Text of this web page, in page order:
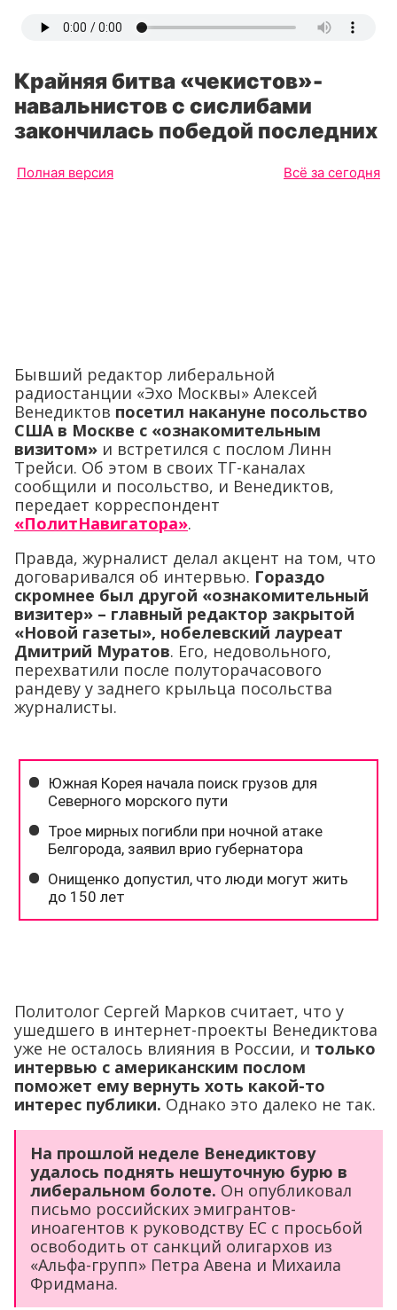
Крайняя битва «чекистов»-
навальнистов с сислибами
закончилась победой последних
Полная версия Всё за сегодня
Бывший редактор либеральной
радиостанции «Эхо Москвы» Алексей
Венедиктов посетил накануне посольство
США в Москве с «ознакомительным
визитом» и встретился с послом Линн
Трейси. Об этом в своих ТГ-каналах
сообщили и посольство, и Венедиктов,
передает корреспондент
«ПолитНавигатора».
Правда, журналист делал акцент на том, что
договаривался об интервью. Гораздо
скромнее был другой «ознакомительный
визитер» – главный редактор закрытой
«Новой газеты», нобелевский лауреат
Дмитрий Муратов. Его, недовольного,
перехватили после полуторачасового
рандеву у заднего крыльца посольства
журналисты.
Политолог Сергей Марков считает, что у
ушедшего в интернет-проекты Венедиктова
уже не осталось влияния в России, и только
интервью с американским послом
поможет ему вернуть хоть какой-то
интерес публики. Однако это далеко не так.
На прошлой неделе Венедиктову
удалось поднять нешуточную бурю в
либеральном болоте. Он опубликовал
письмо российских эмигрантов-
иноагентов к руководству ЕС с просьбой
освободить от санкций олигархов из
«Альфа-групп» Петра Авена и Михаила
Фридмана.